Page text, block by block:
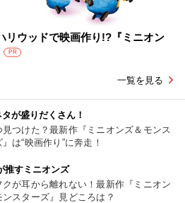
リウッドで映画作り!?『ミニオン
PR
一覧を見る
タが盛りだくさん！
見つけた？最新作『ミニオンズ＆モンス
は“映画作り”に奔走！
推すミニオンズ
クが耳から離れない！最新作『ミニオン
ンスターズ』見どころは？